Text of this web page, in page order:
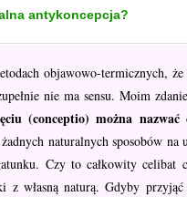
antykoncepcja?
objawowo-termicznych,
nie ma sensu. Moim
(conceptio) można
naturalnych sposobów
Czy to całkowity celibat
z własną naturą. Gdyby